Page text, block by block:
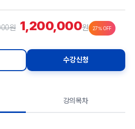
원 1,200,000원 27% OFF
수강신청
강의목차